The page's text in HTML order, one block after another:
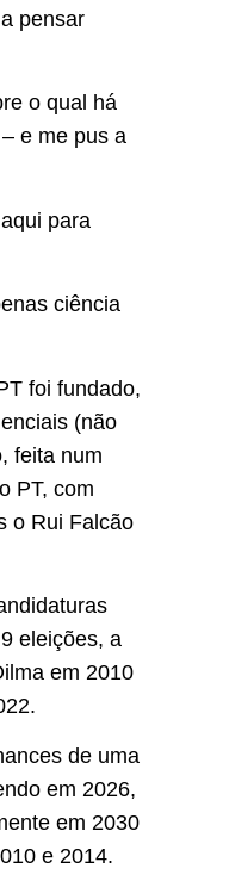
pensar
o qual há
e me pus a
para
ciência
foi fundado,
(não
feita num
PT, com
o Rui Falcão
eleições, a
em 2010
de uma
em 2026,
em 2030
e 2014.